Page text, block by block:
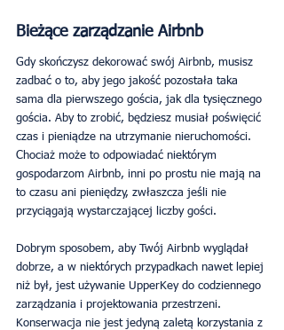
Bieżące zarządzanie Airbnb
Gdy skończysz dekorować swój Airbnb, musisz
zadbać o to, aby jego jakość pozostała taka
sama dla pierwszego gościa, jak dla tysięcznego
gościa. Aby to zrobić, będziesz musiał poświęcić
czas i pieniądze na utrzymanie nieruchomości.
Chociaż może to odpowiadać niektórym
gospodarzom Airbnb, inni po prostu nie mają na
to czasu ani pieniędzy, zwłaszcza jeśli nie
przyciągają wystarczającej liczby gości.
Dobrym sposobem, aby Twój Airbnb wyglądał
dobrze, a w niektórych przypadkach nawet lepiej
niż był, jest używanie UpperKey do codziennego
zarządzania i projektowania przestrzeni.
Konserwacja nie jest jedyną zaletą korzystania z